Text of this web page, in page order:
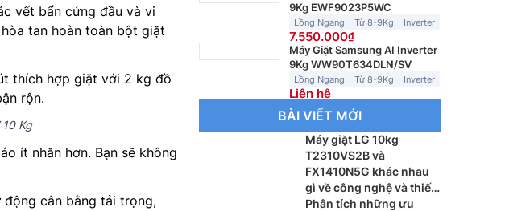
vết bẩn cứng đầu và vi
tan hoàn toàn bột giặt
thích hợp giặt với 2 kg đồ
rộn.
Kg
ít nhăn hơn. Bạn sẽ không
động cân bằng tải trọng,
9Kg EWF9023P5WC
Lồng Ngang Từ 8-9Kg Inverter
7.550.000
Máy Giặt Samsung AI Inverter
9Kg WW90T634DLN/SV
Lồng Ngang Từ 8-9Kg Inverter
Liên hệ
BÀI VIẾT MỚI
Máy giặt LG 10kg
T2310VS2B và
FX1410N5G khác nhau
gì về công nghệ và thiết
kế
Phân tích những ưu